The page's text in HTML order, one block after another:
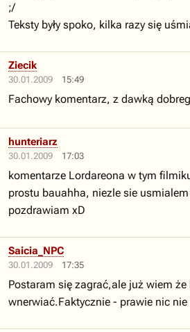
;/
Teksty były spoko, kilka razy się
30.01.2009 15:49
Ziecik
Fachowy komentarz, z dawką
30.01.2009 17:03
hunteriarz
komentarze Lordareona w tym
prostu bauahha, niezle sie
pozdrawiam xD
30.01.2009 17:35
Saicia_NPC
Postaram się zagrać,ale już wiem
wnerwiać.Faktycznie - prawie nic